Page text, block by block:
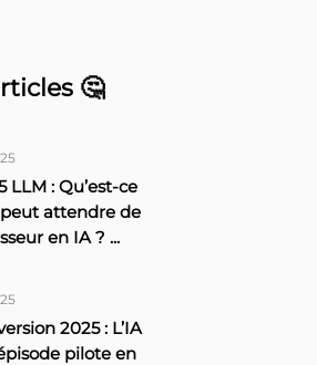
🤔
LLM : Qu’est-ce
peut attendre de
en IA ? ...
2025 : L’IA
pilote en